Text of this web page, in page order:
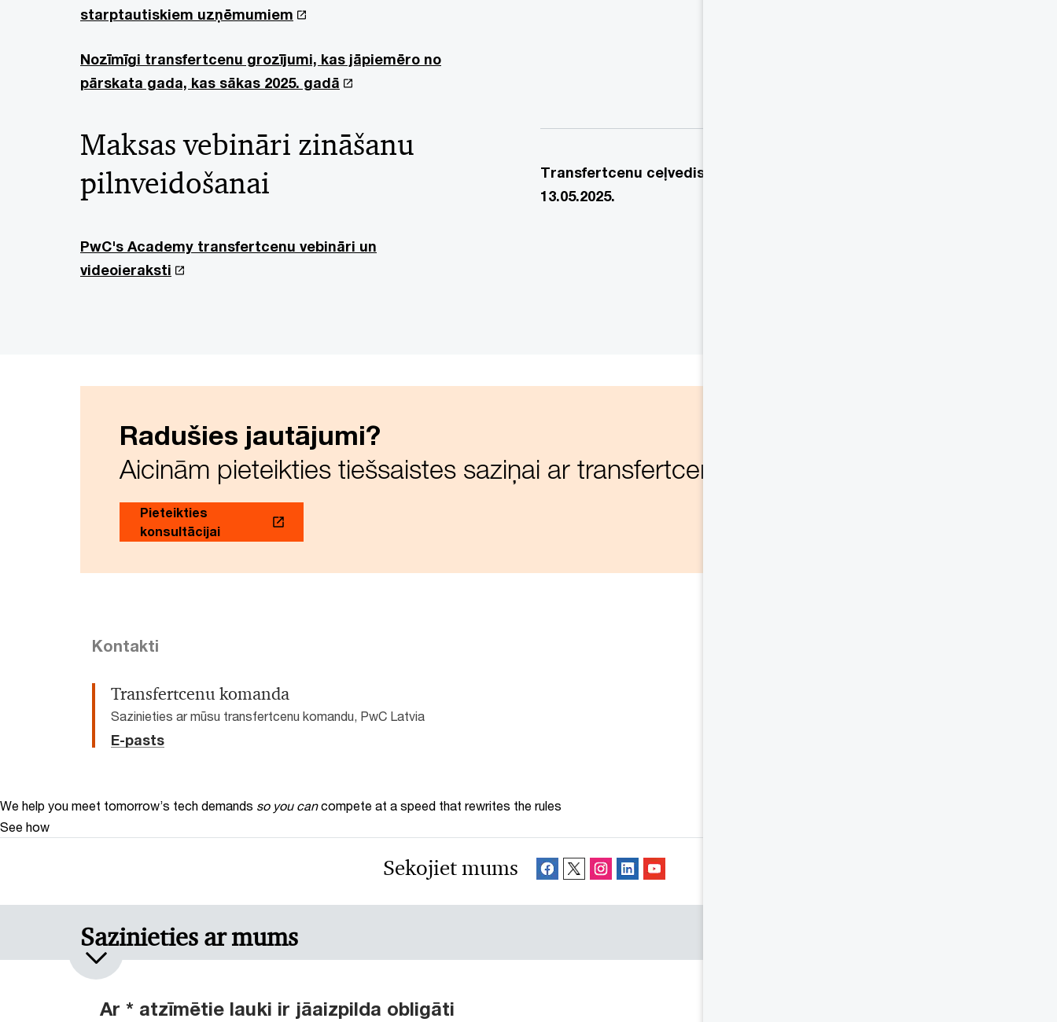
starptautiskiem uzņēmumiem
Nozīmīgi transfertcenu grozījumi, kas jāpiemēro no
pārskata gada, kas sākas 2025. gadā
Maksas vebināri zināšanu
pilnveidošanai
PwC's Academy transfertcenu vebināri un
videoieraksti
Transfertcenu ceļvedis gatavojot gada pārskatu |
13.05.2025.
Radušies jautājumi?
Aicinām pieteikties tiešsaistes saziņai ar transfertcenu konsultantu
Pieteikties
konsultācijai
Kontakti
Transfertcenu komanda
Sazinieties ar mūsu transfertcenu komandu, PwC Latvia
E-pasts
We help you meet tomorrow’s tech demands so you can compete at a speed that rewrites the rules
See how
Sekojiet mums
Sazinieties ar mums
Ar * atzīmētie lauki ir jāaizpilda obligāti